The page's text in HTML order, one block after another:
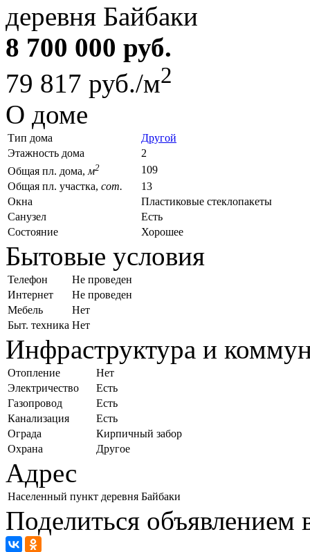
деревня Байбаки
8 700 000 руб.
79 817 руб./м2
О доме
Тип дома
Другой
Этажность дома
2
Общая пл. дома, м2
109
Общая пл. участка, сот.
13
Окна
Пластиковые стеклопакеты
Санузел
Есть
Состояние
Хорошее
Бытовые условия
Телефон
Не проведен
Интернет
Не проведен
Мебель
Нет
Быт. техника Нет
Инфраструктура и
Отопление
Нет
Электричество
Есть
Газопровод
Есть
Канализация
Есть
Ограда
Кирпичный забор
Охрана
Другое
Адрес
Населенный пункт деревня Байбаки
Поделиться объявлением